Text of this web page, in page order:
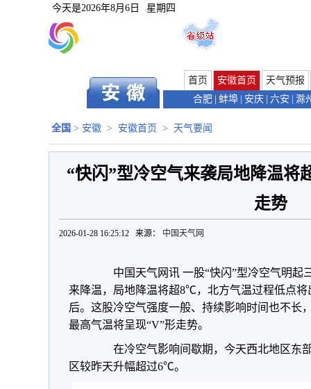
今天是2026年8月6日 星期四
首页 安徽首页
天气预报
合肥 蚌埠 安庆 六安 滁
全国 > 安徽 > 安徽首页 > 天气要闻
“快闪”型冷空气来袭局地降温
走势
2026-01-28 16:25:12 来源： 中国天气网
中国天气网讯 一股“快闪”型冷空气明起
来降温，局地降温将超8℃，北方气温过程低点将
后。这股冷空气强度一般、持续影响时间也不长
最高气温将呈现“V”形走势。
在冷空气影响间歇期，今天西北地区东
区较昨天升幅超过6℃。